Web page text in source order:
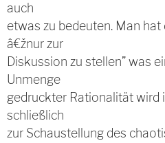
auch
etwas zu bedeuten. Man
â€žnur zur
Diskussion zu stellen” was
Unmenge
gedruckter Rationalität wird
schließlich
zur Schaustellung des